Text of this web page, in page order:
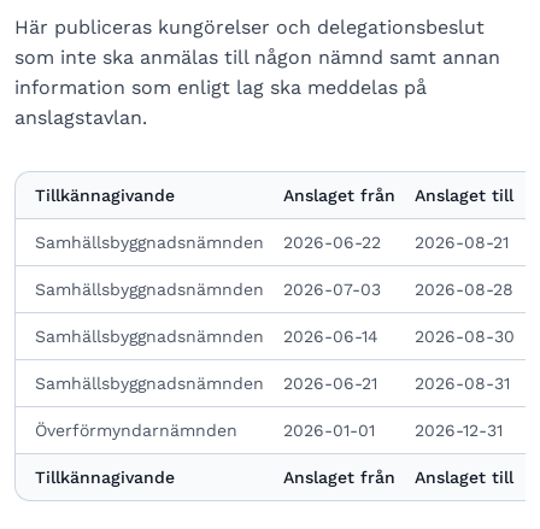
Här publiceras kungörelser och delegationsbeslut
som inte ska anmälas till någon nämnd samt annan
information som enligt lag ska meddelas på
anslagstavlan.
Tillkännagivande Anslaget från Anslaget till
Samhällsbyggnadsnämnden 2026-06-22 2026-08-21
Samhällsbyggnadsnämnden 2026-07-03 2026-08-28
Samhällsbyggnadsnämnden 2026-06-14 2026-08-30
Samhällsbyggnadsnämnden 2026-06-21 2026-08-31
Överförmyndarnämnden 2026-01-01 2026-12-31
Tillkännagivande Anslaget från Anslaget till